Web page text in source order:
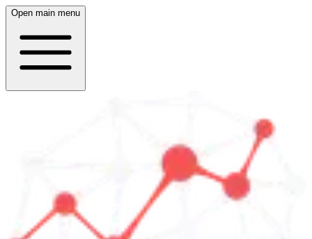
Open main menu